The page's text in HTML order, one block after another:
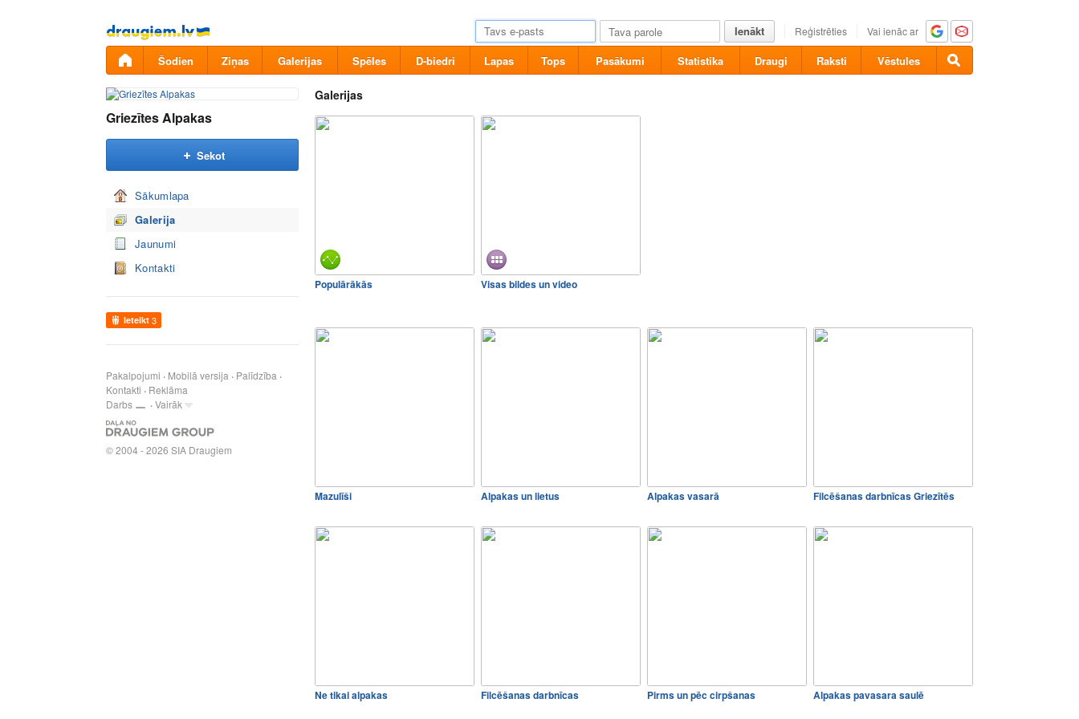
Pāriet
uz
saturu
Ienākt Reģistrēties Vai ienāc ar
Šodien Ziņas Galerijas Spēles D-biedri Lapas Tops Pasākumi Statistika Draugi Raksti Vēstules
Griezītes Alpakas
Sekot
Sākumlapa
Galerija
Jaunumi
Kontakti
Ieteikt 3
Pakalpojumi Mobilā versija
Palīdzība
Kontakti
Reklāma
Darbs
Vairāk
© 2004 - 2026 SIA Draugiem
Galerijas
Populārākās Visas bildes un video
Mazulīši Alpakas un lietus Alpakas vasarā Filcēšanas darbnīcas Griezītēs
Ne tikai alpakas Filcēšanas darbnīcas Pirms un pēc cirpšanas Alpakas pavasara saulē